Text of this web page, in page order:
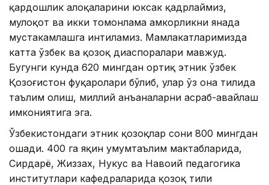
қардошлик алоқаларини юксак қадрлаймиз,
мулоқот ва икки томонлама ҳамкорликни янада
мустаҳкамлашга интиламиз. Мамлакатларимизда
катта ўзбек ва қозоқ диаспоралари мавжуд.
Бугунги кунда 620 мингдан ортиқ этник ўзбек
Қозоғистон фуқаролари бўлиб, улар ўз она тилида
таълим олиш, миллий анъаналарни асраб-авайлаш
имкониятига эга.
Ўзбекистондаги этник қозоқлар сони 800 мингдан
ошади. 400 га яқин умумтаълим мактабларида,
Сирдарё, Жиззах, Нукус ва Навоий педагогика
институтлари кафедраларида қозоқ тили